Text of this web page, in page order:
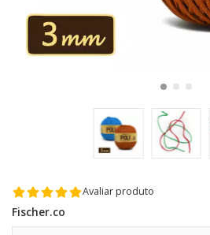
Avaliar produto
Fischer.co